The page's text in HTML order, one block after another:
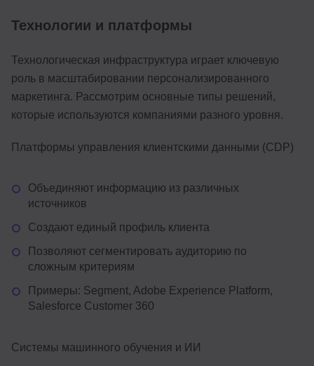
Технологии и платформы
Технологическая инфраструктура играет ключевую
роль в масштабировании персонализированного
маркетинга. Рассмотрим основные типы решений,
которые используются компаниями разного уровня.
Платформы управления клиентскими данными (CDP)
Объединяют информацию из различных
источников
Создают единый профиль клиента
Позволяют сегментировать аудиторию по
сложным критериям
Примеры: Segment, Adobe Experience Platform,
Salesforce Customer 360
Системы машинного обучения и ИИ